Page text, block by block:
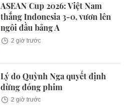
ASEAN Cup 2026: Việt Nam
thắng Indonesia 3-0, vươn lên
ngôi đầu bảng A
2 giờ trước
Lý do Quỳnh Nga quyết định
dừng đóng phim
2 giờ trước